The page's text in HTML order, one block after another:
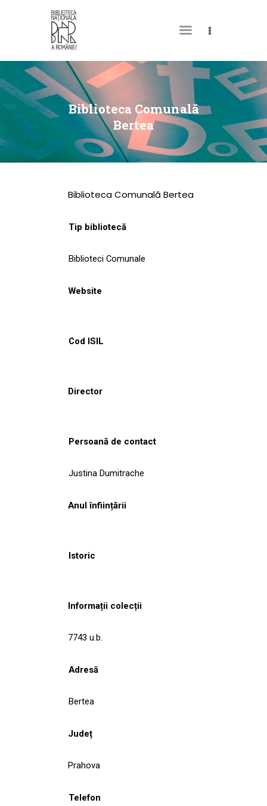
Biblioteca Comunală
Bertea
DESPRE NOI
PERMISUL MEU DE
BIBLIOTECĂ
CATALOAGE ȘI
COLECȚII
CULTURALE
NOUTĂȚI
Biblioteca Comunală Bertea
Tip bibliotecă
Biblioteci Comunale
Website
Cod ISIL
Director
Persoană de contact
Justina Dumitrache
Anul înființării
Istoric
Informații colecții
7743 u.b.
Adresă
Bertea
Județ
Prahova
Telefon